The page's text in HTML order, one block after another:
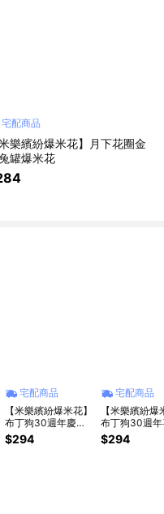
宅配商品
米樂繽紛爆米花】月下花圈金
罐爆米花
宅配商品
【米樂繽紛爆米花】
布丁狗30週年慶生
派對罐爆米花
$294
宅配商品
【米樂繽紛爆
布丁狗30週年
的事物粉罐爆
$294